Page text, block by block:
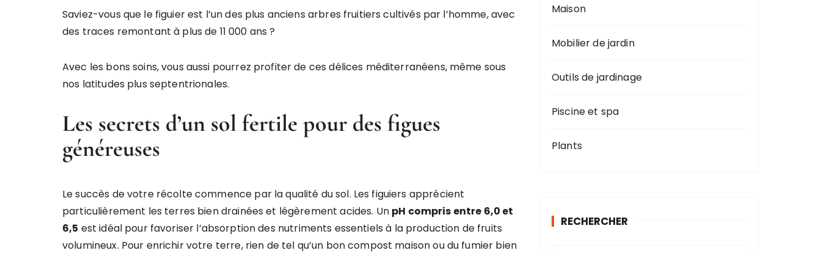
Saviez-vous que le figuier est l’un des plus anciens arbres fruitiers cultivés par l’homme, avec
des traces remontant à plus de 11 000 ans ?
Avec les bons soins, vous aussi pourrez profiter de ces délices méditerranéens, même sous
nos latitudes plus septentrionales.
Les secrets d’un sol fertile pour des figues
généreuses
Le succès de votre récolte commence par la qualité du sol. Les figuiers apprécient
particulièrement les terres bien drainées et légèrement acides. Un pH compris entre 6,0 et
6,5 est idéal pour favoriser l’absorption des nutriments essentiels à la production de fruits
volumineux. Pour enrichir votre terre, rien de tel qu’un bon compost maison ou du fumier bien
Maison
Mobilier de jardin
Outils de jardinage
Piscine et spa
Plants
RECHERCHER